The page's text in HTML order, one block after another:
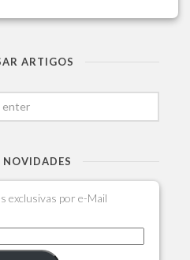
ARTIGOS
NOVIDADES
exclusivas por e-Mail